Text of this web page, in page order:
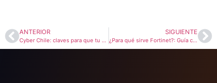
ANTERIOR
Cyber Chile: claves para que tu web soporte miles de visitas
SIGUIENTE
¿Para qué sirve Fortinet?: Guía completa